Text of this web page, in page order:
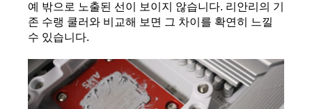
예 밖으로 노출된 선이 보이지 않습니다. 리안리의 기
존 수랭 쿨러와 비교해 보면 그 차이를 확연히 느낄
수 있습니다.